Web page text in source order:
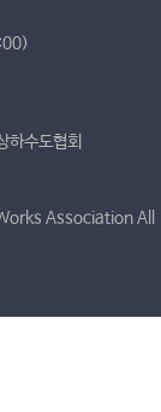
하수도협회
Association All